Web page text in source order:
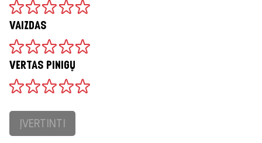
VAIZDAS
VERTAS PINIGŲ
ĮVERTINTI